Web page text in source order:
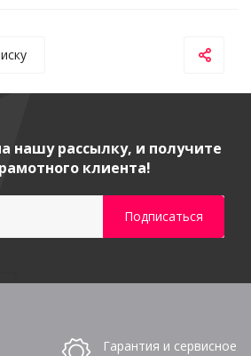
нашу рассылку, и получите
клиента!
Гарантия и сервисное